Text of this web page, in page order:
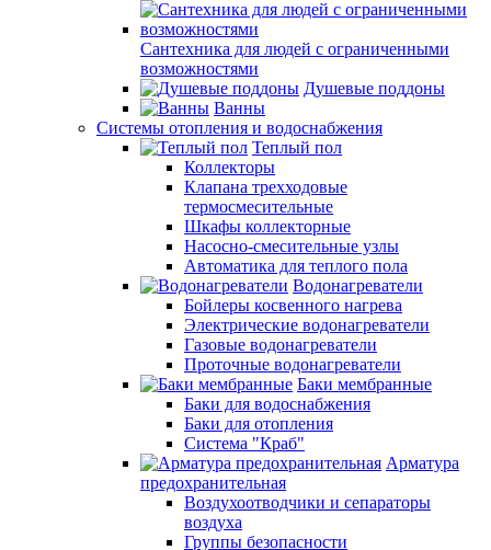
Сантехника для людей с ограниченными
возможностями
Душевые поддоны
Ванны
Системы отопления и водоснабжения
Теплый пол
Коллекторы
Клапана трехходовые
термосмесительные
Шкафы коллекторные
Насосно-смесительные узлы
Автоматика для теплого пола
Водонагреватели
Бойлеры косвенного нагрева
Электрические водонагреватели
Газовые водонагреватели
Проточные водонагреватели
Баки мембранные
Баки для водоснабжения
Баки для отопления
Система "Краб"
Арматура
предохранительная
Воздухоотводчики и сепараторы
воздуха
Группы безопасности